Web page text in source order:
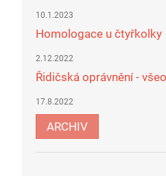
10.1.2023
Homologace u čtyřkolky
2.12.2022
Řidičská oprávnění -
17.8.2022
ARCHIV